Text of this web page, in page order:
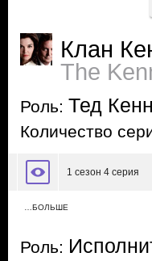
Клан
The
Роль: Тед
Количество
1 сезон 4 серия
…БОЛЬШЕ
Роль: